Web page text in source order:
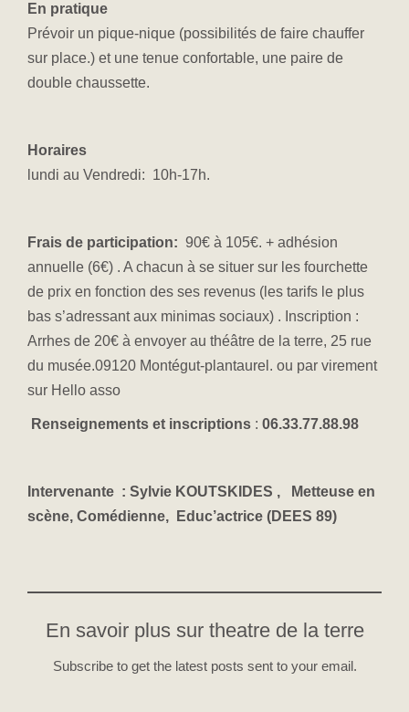
En pratique
Prévoir un pique-nique (possibilités de faire chauffer
sur place.) et une tenue confortable, une paire de
double chaussette.
Horaires
lundi au Vendredi: 10h-17h.
Frais de participation: 90€ à 105€. + adhésion
annuelle (6€) . A chacun à se situer sur les fourchette
de prix en fonction des ses revenus (les tarifs le plus
bas s’adressant aux minimas sociaux) . Inscription :
Arrhes de 20€ à envoyer au théâtre de la terre, 25 rue
du musée.09120 Montégut-plantaurel. ou par virement
sur Hello asso
Renseignements et inscriptions : 06.33.77.88.98
Intervenante : Sylvie KOUTSKIDES ,
Metteuse en
scène, Comédienne, Educ’actrice (DEES 89)
En savoir plus sur theatre de la terre
Subscribe to get the latest posts sent to your email.